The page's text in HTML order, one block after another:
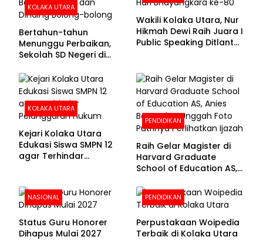
KOLAKA UTARA
Bertahun-tahun
Menunggu Perbaikan,
Sekolah SD Negeri di
Beralas Tanah dan
Dinding Bolong-bolong
Wakili Kolaka Utara, Nur
Hikmah Dewi Raih Juara I
Public Speaking Ditlantas
Bhayangkara ke-80
KOLAKA UTARA
Kejari Kolaka Utara
Edukasi Siswa SMPN 12
agar Terhindar
PENDIDIKAN
Raih Gelar Magister di
Harvard Graduate
School of Education AS,
Foto Putrinya Perlihatkan
Ijazah
NASIONAL
Status Guru Honorer
Dihapus Mulai 2027
PENDIDIKAN
Perpustakaan Woipedia
Terbaik di Kolaka Utara